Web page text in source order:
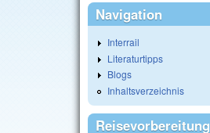
Navigation
Interrail
Literaturtipps
Blogs
Inhaltsverzeichnis
Reisevorbereitung